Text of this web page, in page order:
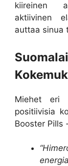
kiireinen
aktiivinen
auttaa sinua
Miehet eri
positiivisia
Booster Pills